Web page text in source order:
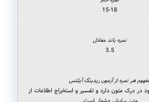
15-18
3.5
در درک متون دارد و تفسیر و استخراج اطلاعات از